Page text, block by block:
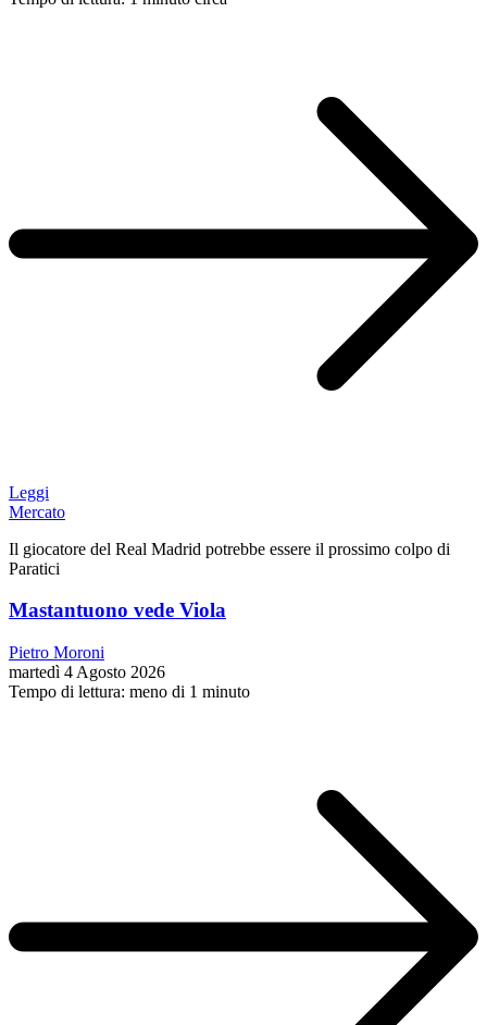
Leggi
Mercato
Il giocatore del Real Madrid potrebbe essere il prossimo colpo di
Paratici
Mastantuono vede Viola
Pietro Moroni
martedì 4 Agosto 2026
Tempo di lettura: meno di 1 minuto